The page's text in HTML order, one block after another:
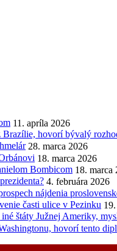
11. apríla 2026
hovorí bývalý
28. marca 2026
18. marca 2026
Bombicom 18. marca
4. februára 2026
nájdenia
časti ulice v Pezinku
štáty Južnej Ameriky,
hovorí tento